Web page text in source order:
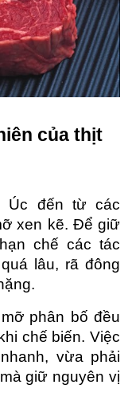
của thịt
Úc đến từ các
xen kẽ. Để giữ
chế các tác
lâu, rã đông
phân bố đều
chế biến. Việc
vừa phải
giữ nguyên vị